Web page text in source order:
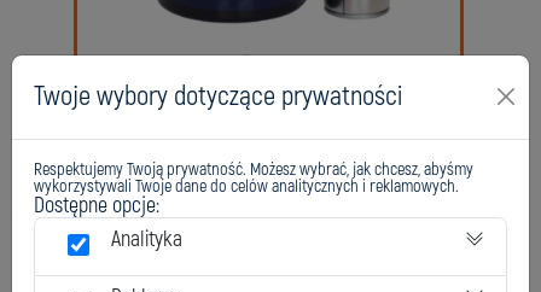
Chester Surface Protector CF
Twoje wybory dotyczące prywatności
Respektujemy Twoją prywatność. Możesz wybrać, jak chcesz, abyśmy
wykorzystywali Twoje dane do celów analitycznych i reklamowych.
Dostępne opcje:
Analityka